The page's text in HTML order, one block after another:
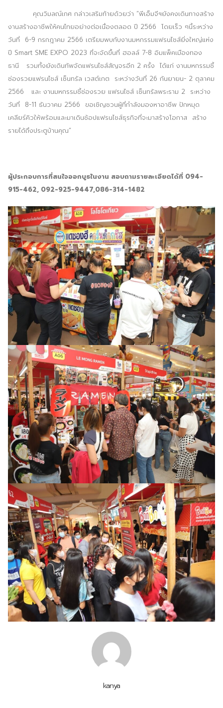
คุณวิมลณ์เกศ กล่าวเสริมท้ายด้วยว่า “พีเอ็มจีฯยังคงเดินทางสร้าง
งานสร้างอาชีพให้คนไทยอย่างต่อเนื่องตลอด ปี 2566 โดยเร็ว ๆนี้ระหว่าง
วันที่ 6-9 กรกฎาคม 2566 เตรียมพบกับงานมหกรรมแฟรนไชส์ยิ่งใหญ่แห่ง
ปี Smart SME EXPO 2023 ที่จะจัดขึ้นที่ ฮอลล์ 7-8 อิมแพ็คเมืองทอง
ธานี รวมทั้งยังเดินทัพจัดแฟรนไชส์สัญจรอีก 2 ครั้ง ได้แก่ งานมหกรรมชี้
ช่องรวยแฟรนไชส์ เซ็นทรัล เวสต์เกต ระหว่างวันที่ 26 กันยายน- 2 ตุลาคม
2566 และ งานมหกรรมชี้ช่องรวย แฟรนไชส์ เซ็นทรัลพระราม 2 ระหว่าง
วันที่ 8-11 ธันวาคม 2566 ขอเชิญชวนผู้ที่กำลังมองหาอาชีพ ปักหมุด
เคลียร์คิวให้พร้อมและมาเดินช้อปแฟรนไชส์ธุรกิจที่จะมาสร้างโอกาส สร้าง
รายได้ถึงประตูบ้านคุณ”
ผู้ประกอบการที่สนใจออกบูธในงาน สอบถามรายละเอียดได้ที่ 094-
915-462, 092-925-9447,086-314-1482
kanya